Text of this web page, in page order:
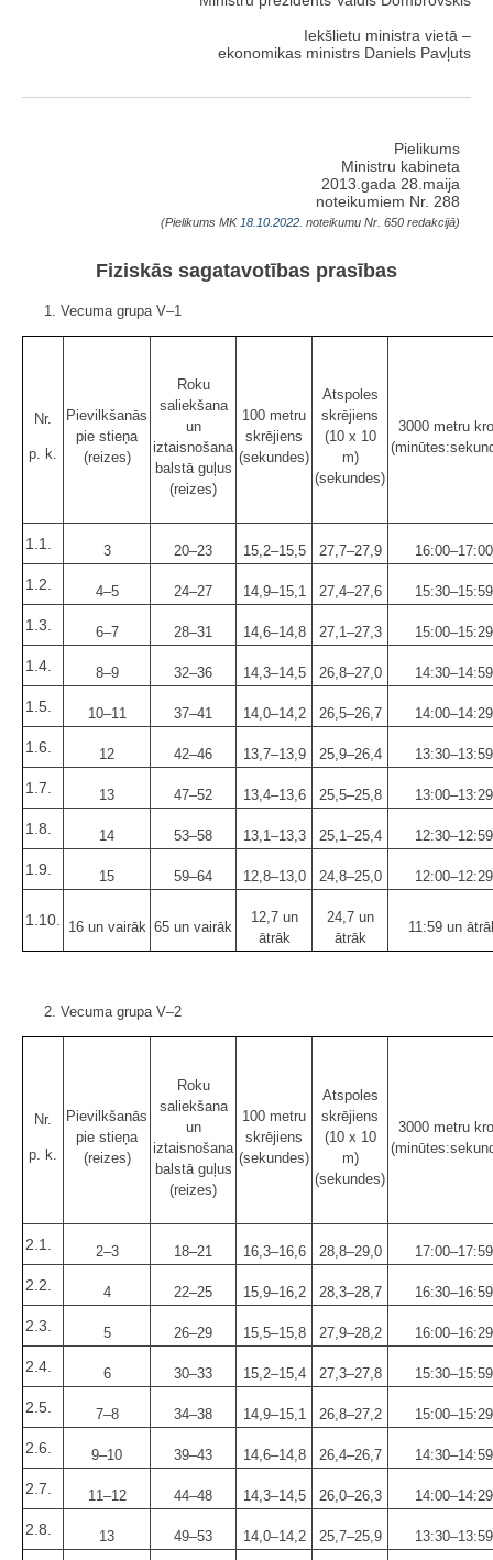
Iekšlietu ministra vietā –
ekonomikas ministrs Daniels Pavļuts
Pielikums
Ministru kabineta
2013.gada 28.maija
noteikumiem Nr. 288
(Pielikums MK 18.10.2022. noteikumu Nr. 650 redakcijā)
Fiziskās sagatavotības prasības
1. Vecuma grupa V–1
Nr.
p. k.
Pievilkšanās
pie stieņa
(reizes)
Roku
saliekšana
un
iztaisnošana
balstā guļus
(reizes)
100 metru
skrējiens
(sekundes)
Atspoles
skrējiens
(10 x 10
m)
(sekundes)
3000 metru
1.1. 3 20–23 15,2–15,5 27,7–27,9 16:00–17:00
1.2. 4–5 24–27 14,9–15,1 27,4–27,6 15:30–15:59
1.3. 6–7 28–31 14,6–14,8 27,1–27,3 15:00–15:29
1.4. 8–9 32–36 14,3–14,5 26,8–27,0 14:30–14:59
1.5. 10–11 37–41 14,0–14,2 26,5–26,7 14:00–14:29
1.6. 12 42–46 13,7–13,9 25,9–26,4 13:30–13:59
1.7. 13 47–52 13,4–13,6 25,5–25,8 13:00–13:29
1.8. 14 53–58 13,1–13,3 25,1–25,4 12:30–12:59
1.9. 15 59–64 12,8–13,0 24,8–25,0 12:00–12:29
1.10. 16 un vairāk 65 un vairāk
12,7 un
ātrāk
24,7 un
ātrāk
11:59 un
2. Vecuma grupa V–2
Nr.
p. k.
Pievilkšanās
pie stieņa
(reizes)
Roku
saliekšana
un
iztaisnošana
balstā guļus
(reizes)
100 metru
skrējiens
(sekundes)
Atspoles
skrējiens
(10 x 10
m)
(sekundes)
3000 metru
2.1. 2–3 18–21 16,3–16,6 28,8–29,0 17:00–17:59
2.2. 4 22–25 15,9–16,2 28,3–28,7 16:30–16:59
2.3. 5 26–29 15,5–15,8 27,9–28,2 16:00–16:29
2.4. 6 30–33 15,2–15,4 27,3–27,8 15:30–15:59
2.5. 7–8 34–38 14,9–15,1 26,8–27,2 15:00–15:29
2.6. 9–10 39–43 14,6–14,8 26,4–26,7 14:30–14:59
2.7. 11–12 44–48 14,3–14,5 26,0–26,3 14:00–14:29
2.8. 13 49–53 14,0–14,2 25,7–25,9 13:30–13:59